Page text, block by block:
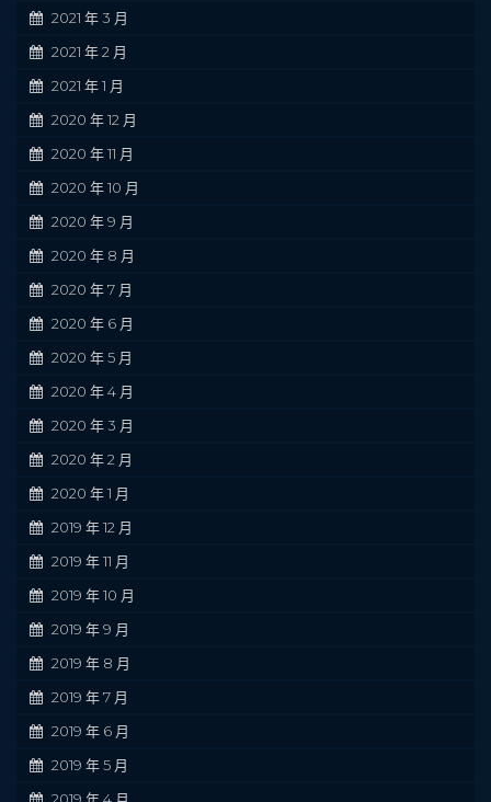
2021 年 3 月
2021 年 2 月
2021 年 1 月
2020 年 12 月
2020 年 11 月
2020 年 10 月
2020 年 9 月
2020 年 8 月
2020 年 7 月
2020 年 6 月
2020 年 5 月
2020 年 4 月
2020 年 3 月
2020 年 2 月
2020 年 1 月
2019 年 12 月
2019 年 11 月
2019 年 10 月
2019 年 9 月
2019 年 8 月
2019 年 7 月
2019 年 6 月
2019 年 5 月
2019 年 4 月